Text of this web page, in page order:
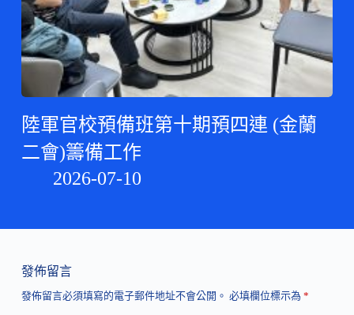
陸軍官校預備班第十期預四連 (金蘭
二會)籌備工作
2026-07-10
發佈留言
發佈留言必須填寫的電子郵件地址不會公開。 必填欄位標示為 *